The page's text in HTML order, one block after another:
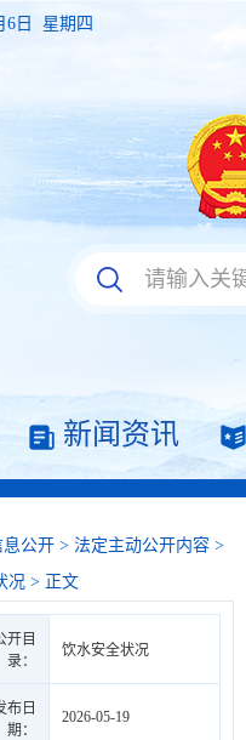
6日 星期四
新闻资讯
公开 > 法定主动公开内容 >
况 > 正文
开目
录：
饮水安全状况
布日
期：
2026-05-19